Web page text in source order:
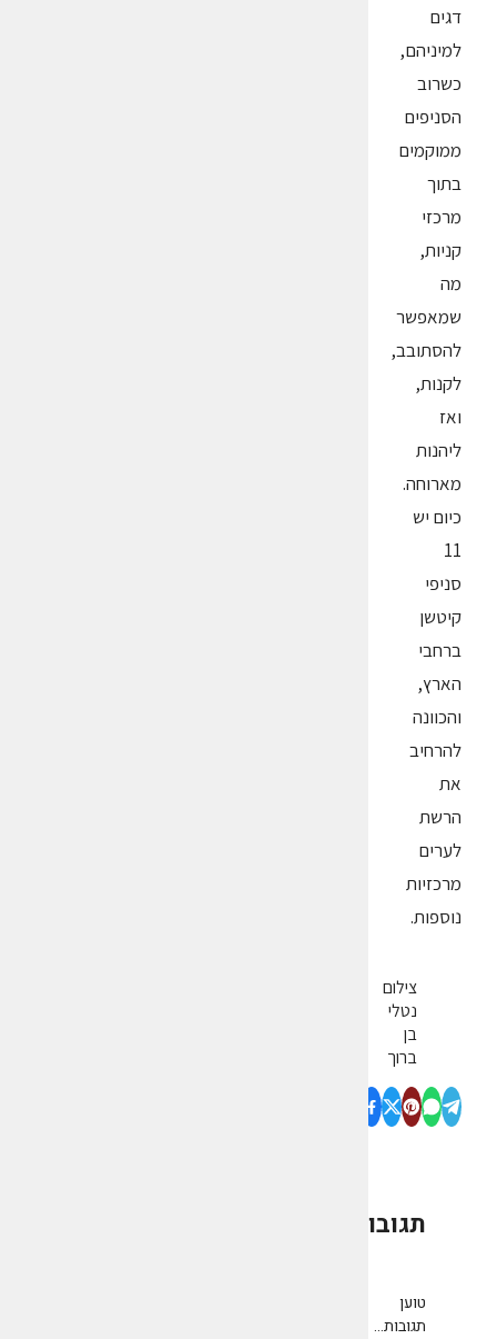
דגים
למיניהם,
כשרוב
הסניפים
ממוקמים
בתוך
מרכזי
קניות,
מה
שמאפשר
להסתובב,
לקנות,
ואז
ליהנות
מארוחה.
כיום יש
11
סניפי
קיטשן
ברחבי
הארץ,
והכוונה
להרחיב
את
הרשת
לערים
מרכזיות
נוספות.
צילום
נטלי
בן
ברוך
תגובות
טוען
תגובות...